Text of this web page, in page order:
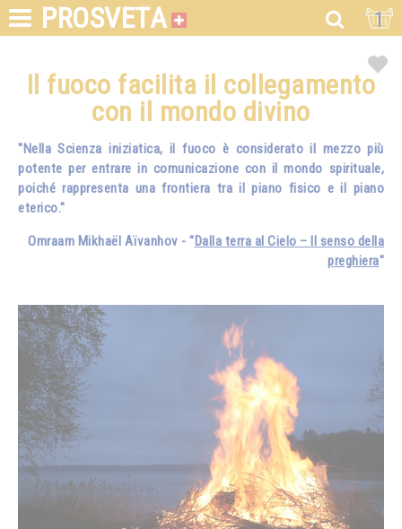
PROSVETA 1
Il fuoco facilita il collegamento
con il mondo divino
"Nella Scienza iniziatica, il fuoco è considerato il mezzo più
potente per entrare in comunicazione con il mondo spirituale,
poiché rappresenta una frontiera tra il piano fisico e il piano
eterico."
Omraam Mikhaël Aïvanhov - "Dalla terra al Cielo – Il senso della
preghiera"